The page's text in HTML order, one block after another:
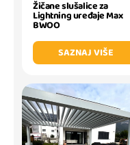
Žičane slušalice za
Lightning uređaje Max
BWOO
SAZNAJ VIŠE